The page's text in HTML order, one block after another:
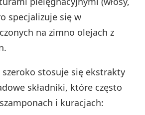
specjalizuje się w
na zimno olejach z
stosuje się ekstrakty
składniki, które często
i kuracjach: